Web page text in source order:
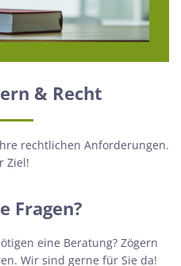
& Recht
rechtlichen Anforderungen.
Ziel!
Fragen?
eine Beratung? Zögern
Wir sind gerne für Sie da!